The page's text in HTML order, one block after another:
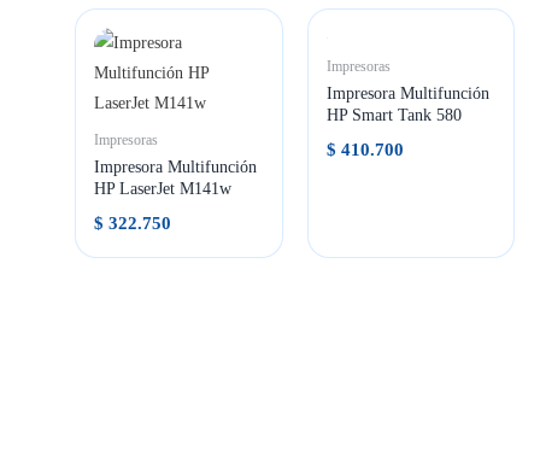
Impresoras
Impresora Multifunción
HP LaserJet M141w
$ 322.750
Impresoras
Impresora Multifunción
HP Smart Tank 580
$ 410.700